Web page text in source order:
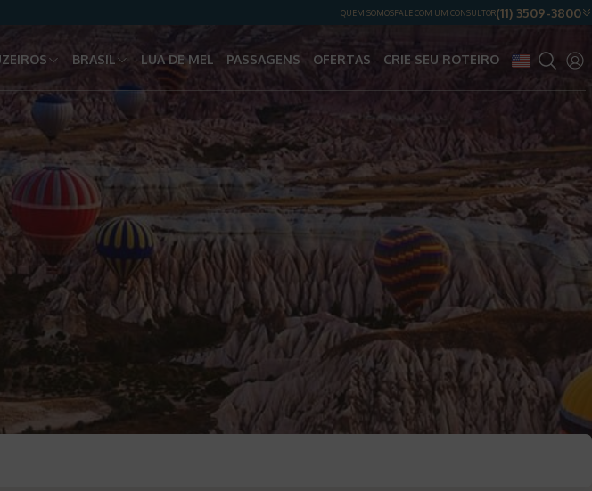
QUEM SOMOSFALE COM UM CONSULTOR(11) 3509-3800
BRASIL LUA DE MEL PASSAGENS OFERTAS CRIE SEU ROTEIRO